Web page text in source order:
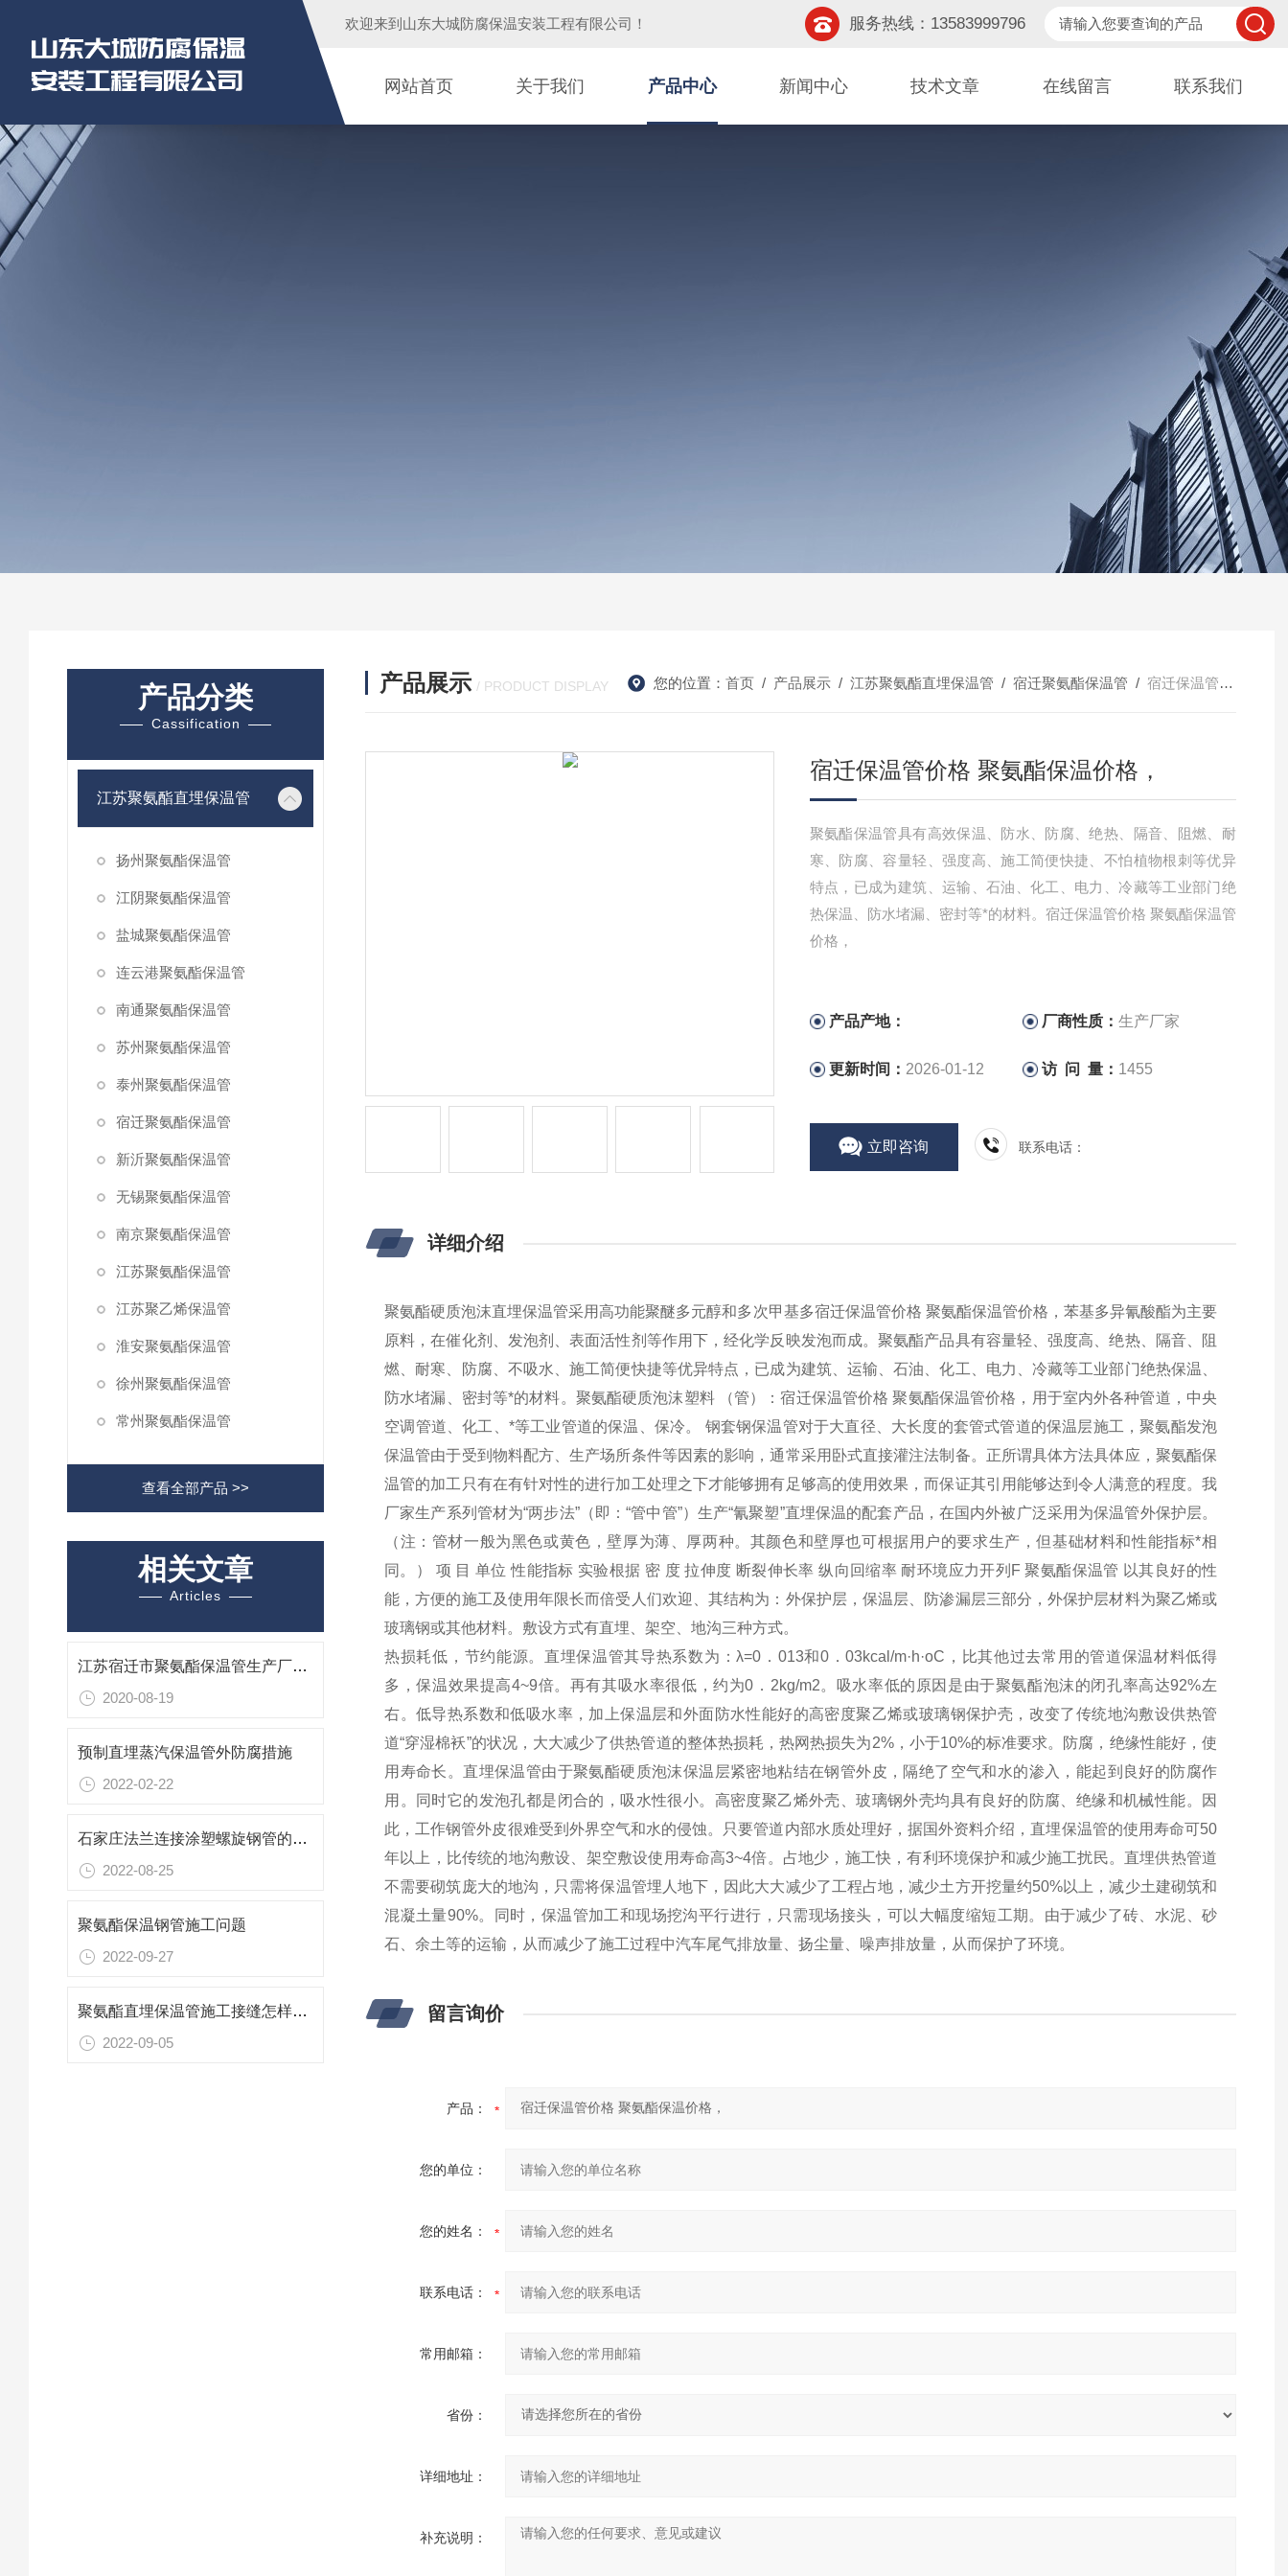
欢迎来到 山东大城防腐保温安装工程有限公司 ！ 服务热线：13583999796
网站首页 关于我们 产品中心 新闻中心 技术文章 在线留言 联系我们
产品分类
Cassification
江苏聚氨酯直埋保温管
扬州聚氨酯保温管
江阴聚氨酯保温管
盐城聚氨酯保温管
连云港聚氨酯保温管
南通聚氨酯保温管
苏州聚氨酯保温管
泰州聚氨酯保温管
宿迁聚氨酯保温管
新沂聚氨酯保温管
无锡聚氨酯保温管
南京聚氨酯保温管
江苏聚氨酯保温管
江苏聚乙烯保温管
淮安聚氨酯保温管
徐州聚氨酯保温管
常州聚氨酯保温管
查看全部产品 >>
相关文章
Articles
江苏宿迁市聚氨酯保温管生产厂家 专业防腐保温
2020-08-19
预制直埋蒸汽保温管外防腐措施
2022-02-22
石家庄法兰连接涂塑螺旋钢管的制作工艺
2022-08-25
聚氨酯保温钢管施工问题
2022-09-27
聚氨酯直埋保温管施工接缝怎样处理好
2022-09-05
产品展示 / PRODUCT DISPLAY 您的位置： 首页/ 产品展示/ 江苏聚氨酯直埋保温管 / 宿迁聚氨酯保温管 / 宿迁保温管价格 聚氨酯保温价格，
宿迁保温管价格 聚氨酯保温价格，
聚氨酯保温管具有高效保温、防水、防腐、绝热、隔音、阻燃、耐
寒、防腐、容量轻、强度高、施工简便快捷、不怕植物根刺等优异
特点，已成为建筑、运输、石油、化工、电力、冷藏等工业部门绝
热保温、防水堵漏、密封等*的材料。宿迁保温管价格 聚氨酯保温管
价格，
产品产地： 厂商性质：生产厂家
更新时间： 2026-01-12 访 问 量： 1455
立即咨询 联系电话：
详细介绍
聚氨酯硬质泡沫直埋保温管采用高功能聚醚多元醇和多次甲基多宿迁保温管价格 聚氨酯保温管价格，苯基多异氰酸酯为主要
原料，在催化剂、发泡剂、表面活性剂等作用下，经化学反映发泡而成。聚氨酯产品具有容量轻、强度高、绝热、隔音、阻
燃、耐寒、防腐、不吸水、施工简便快捷等优异特点，已成为建筑、运输、石油、化工、电力、冷藏等工业部门绝热保温、
防水堵漏、密封等*的材料。聚氨酯硬质泡沫塑料 （管）：宿迁保温管价格 聚氨酯保温管价格，用于室内外各种管道，中央
空调管道、化工、*等工业管道的保温、保冷。 钢套钢保温管对于大直径、大长度的套管式管道的保温层施工，聚氨酯发泡
保温管由于受到物料配方、生产场所条件等因素的影响，通常采用卧式直接灌注法制备。正所谓具体方法具体应，聚氨酯保
温管的加工只有在有针对性的进行加工处理之下才能够拥有足够高的使用效果，而保证其引用能够达到令人满意的程度。我
厂家生产系列管材为“两步法”（即：“管中管”）生产“氰聚塑”直埋保温的配套产品，在国内外被广泛采用为保温管外保护层。
（注：管材一般为黑色或黄色，壁厚为薄、厚两种。其颜色和壁厚也可根据用户的要求生产，但基础材料和性能指标*相
同。） 项 目 单位 性能指标 实验根据 密 度 拉伸度 断裂伸长率 纵向回缩率 耐环境应力开列F 聚氨酯保温管 以其良好的性
能，方便的施工及使用年限长而倍受人们欢迎、其结构为：外保护层，保温层、防渗漏层三部分，外保护层材料为聚乙烯或
玻璃钢或其他材料。敷设方式有直埋、架空、地沟三种方式。
热损耗低，节约能源。直埋保温管其导热系数为：λ=0．013和0．03kcal/m·h·oC，比其他过去常用的管道保温材料低得
多，保温效果提高4~9倍。再有其吸水率很低，约为0．2kg/m2。吸水率低的原因是由于聚氨酯泡沫的闭孔率高达92%左
右。低导热系数和低吸水率，加上保温层和外面防水性能好的高密度聚乙烯或玻璃钢保护壳，改变了传统地沟敷设供热管
道“穿湿棉袄”的状况，大大减少了供热管道的整体热损耗，热网热损失为2%，小于10%的标准要求。防腐，绝缘性能好，使
用寿命长。直埋保温管由于聚氨酯硬质泡沫保温层紧密地粘结在钢管外皮，隔绝了空气和水的渗入，能起到良好的防腐作
用。同时它的发泡孔都是闭合的，吸水性很小。高密度聚乙烯外壳、玻璃钢外壳均具有良好的防腐、绝缘和机械性能。因
此，工作钢管外皮很难受到外界空气和水的侵蚀。只要管道内部水质处理好，据国外资料介绍，直埋保温管的使用寿命可50
年以上，比传统的地沟敷设、架空敷设使用寿命高3~4倍。占地少，施工快，有利环境保护和减少施工扰民。直埋供热管道
不需要砌筑庞大的地沟，只需将保温管埋人地下，因此大大减少了工程占地，减少土方开挖量约50%以上，减少土建砌筑和
混凝土量90%。同时，保温管加工和现场挖沟平行进行，只需现场接头，可以大幅度缩短工期。由于减少了砖、水泥、砂
石、余土等的运输，从而减少了施工过程中汽车尾气排放量、扬尘量、噪声排放量，从而保护了环境。
留言询价
产品：
您的单位：
您的姓名：
联系电话：
常用邮箱：
省份：
详细地址：
补充说明：